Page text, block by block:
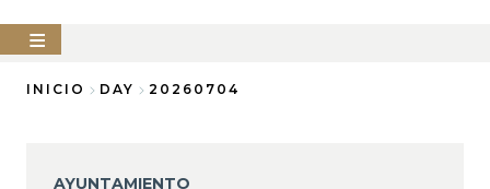
AYUNTAMIENTO
SERVICIOS
INICIO DAY 20260704
AYUNTAMIENTO